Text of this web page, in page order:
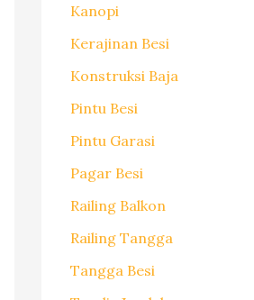
Kanopi
Kerajinan Besi
Konstruksi Baja
Pintu Besi
Pintu Garasi
Pagar Besi
Railing Balkon
Railing Tangga
Tangga Besi